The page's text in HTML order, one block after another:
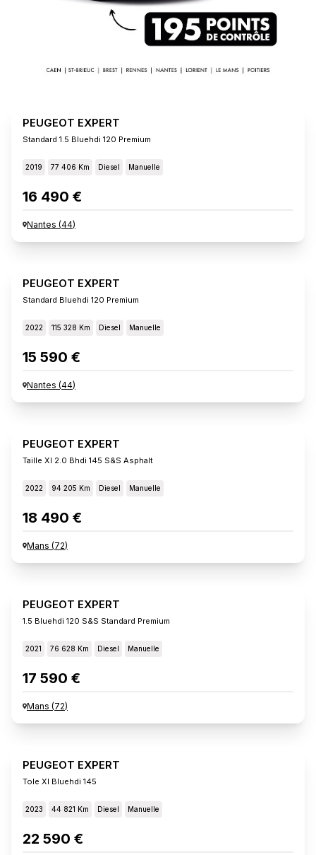
PEUGEOT EXPERT
Standard 1.5 Bluehdi 120 Premium
2019 77 406 Km Diesel Manuelle
16 490 €
Nantes (44)
PEUGEOT EXPERT
Standard Bluehdi 120 Premium
2022 115 328 Km Diesel Manuelle
15 590 €
Nantes (44)
PEUGEOT EXPERT
Taille Xl 2.0 Bhdi 145 S&s Asphalt
2022 94 205 Km Diesel Manuelle
18 490 €
Mans (72)
PEUGEOT EXPERT
1.5 Bluehdi 120 S&s Standard Premium
2021 76 628 Km Diesel Manuelle
17 590 €
Mans (72)
PEUGEOT EXPERT
Tole Xl Bluehdi 145
2023 44 821 Km Diesel Manuelle
22 590 €